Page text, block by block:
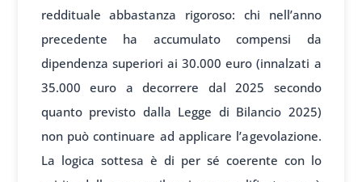
reddituale abbastanza rigoroso: chi nell’anno
precedente ha accumulato compensi da
dipendenza superiori ai 30.000 euro (innalzati a
35.000 euro a decorrere dal 2025 secondo
quanto previsto dalla Legge di Bilancio 2025)
non può continuare ad applicare l’agevolazione.
La logica sottesa è di per sé coerente con lo